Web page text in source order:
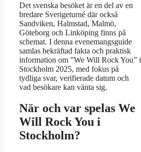
Det svenska besöket är en del av en
bredare Sverigeturné där också
Sandviken, Halmstad, Malmö,
Göteborg och Linköping finns på
schemat. I denna evenemangsguide
samlas bekräftad fakta och praktisk
information om ”We Will Rock You” i
Stockholm 2025, med fokus på
tydliga svar, verifierade datum och
vad besökare kan vänta sig.
När och var spelas We
Will Rock You i
Stockholm?